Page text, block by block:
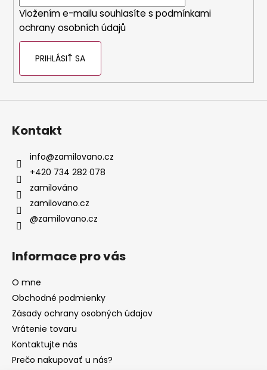
Vložením e-mailu souhlasíte s podmínkami
ochrany osobních údajů
PRIHLÁSIŤ SA
Kontakt
info@zamilovano.cz
+420 734 282 078
zamilováno
zamilovano.cz
@zamilovano.cz
Informace pro vás
O mne
Obchodné podmienky
Zásady ochrany osobných údajov
Vrátenie tovaru
Kontaktujte nás
Prečo nakupovať u nás?